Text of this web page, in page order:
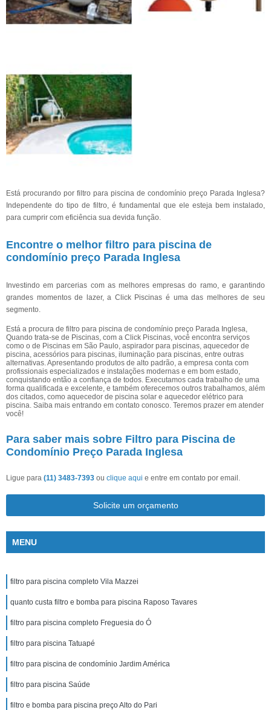
Está procurando por filtro para piscina de condomínio preço Parada Inglesa?
Independente do tipo de filtro, é fundamental que ele esteja bem instalado,
para cumprir com eficiência sua devida função.
Encontre o melhor filtro para piscina de
condomínio preço Parada Inglesa
Investindo em parcerias com as melhores empresas do ramo, e garantindo
grandes momentos de lazer, a Click Piscinas é uma das melhores de seu
segmento.
Está a procura de filtro para piscina de condomínio preço Parada Inglesa,
Quando trata-se de Piscinas, com a Click Piscinas, você encontra serviços
como o de Piscinas em São Paulo, aspirador para piscinas, aquecedor de
piscina, acessórios para piscinas, iluminação para piscinas, entre outras
alternativas. Apresentando produtos de alto padrão, a empresa conta com
profissionais especializados e instalações modernas e em bom estado,
conquistando então a confiança de todos. Executamos cada trabalho de uma
forma qualificada e excelente, e também oferecemos outros trabalhamos, além
dos citados, como aquecedor de piscina solar e aquecedor elétrico para
piscina. Saiba mais entrando em contato conosco. Teremos prazer em atender
você!
Para saber mais sobre Filtro para Piscina de
Condomínio Preço Parada Inglesa
Ligue para (11) 3483-7393 ou clique aqui e entre em contato por email.
Solicite um orçamento
MENU
filtro para piscina completo Vila Mazzei
quanto custa filtro e bomba para piscina Raposo Tavares
filtro para piscina completo Freguesia do Ó
filtro para piscina Tatuapé
filtro para piscina de condomínio Jardim América
filtro para piscina Saúde
filtro e bomba para piscina preço Alto do Pari